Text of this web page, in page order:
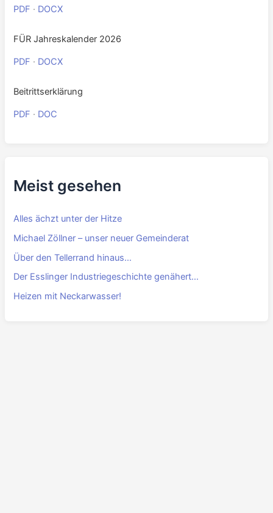
PDF · DOCX
FÜR Jahreskalender 2026
PDF · DOCX
Beitrittserklärung
PDF · DOC
Meist gesehen
Alles ächzt unter der Hitze
Michael Zöllner – unser neuer Gemeinderat
Über den Tellerrand hinaus…
Der Esslinger Industriegeschichte genähert…
Heizen mit Neckarwasser!